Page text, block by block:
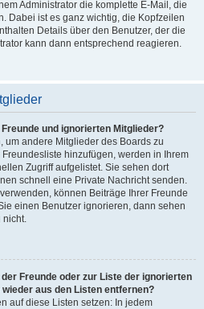
Administrator die komplette E-Mail, die
Dabei ist es ganz wichtig, die Kopfzeilen
Details über den Benutzer, der die
kann dann entsprechend reagieren.
und ignorierten Mitglieder?
andere Mitglieder des Boards zu
hinzufügen, werden in Ihrem
Zugriff aufgelistet. Sie sehen dort
schnell eine Private Nachricht senden.
können Beiträge Ihrer Freunde
einen Benutzer ignorieren, dann sehen
nicht.
Freunde oder zur Liste der ignorierten
aus den Listen entfernen?
auf diese Listen setzen: In jedem